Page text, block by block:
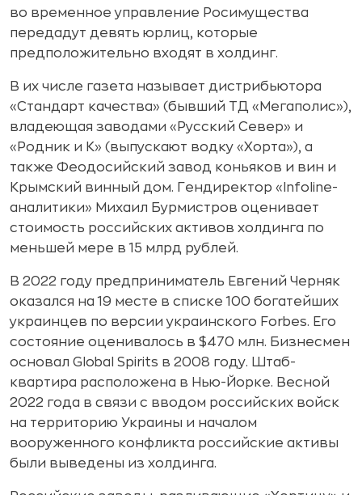
во временное управление Росимущества
передадут девять юрлиц, которые
предположительно входят в холдинг.
В их числе газета называет дистрибьютора
«Стандарт качества» (бывший ТД «Мегаполис»),
владеющая заводами «Русский Север» и
«Родник и К» (выпускают водку «Хорта»), а
также Феодосийский завод коньяков и вин и
Крымский винный дом. Гендиректор «Infoline-
аналитики» Михаил Бурмистров оценивает
стоимость российских активов холдинга по
меньшей мере в 15 млрд рублей.
В 2022 году предприниматель Евгений Черняк
оказался на 19 месте в списке 100 богатейших
украинцев по версии украинского Forbes. Его
состояние оценивалось в $470 млн. Бизнесмен
основал Global Spirits в 2008 году. Штаб-
квартира расположена в Нью-Йорке. Весной
2022 года в связи с вводом российских войск
на территорию Украины и началом
вооруженного конфликта российские активы
были выведены из холдинга.